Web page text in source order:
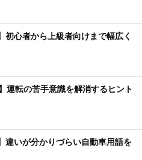
初心者から上級者向けまで幅広く
運転の苦手意識を解消するヒント
違いが分かりづらい自動車用語を